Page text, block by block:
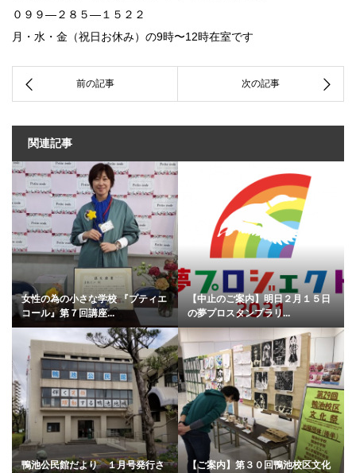
０９９—２８５—１５２２
月・水・金（祝日お休み）の9時〜12時在室です
関連記事
女性の為の小さな学校 『プティエ
コール』第７回講座...
【中止のご案内】明日２月１５日
の夢プロスタンプラリ...
鴨池公民館だより １月号発行さ 【ご案内】第３０回鴨池校区文化